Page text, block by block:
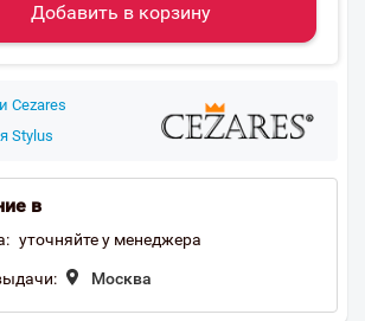
Добавить в корзину
Cezares
Stylus
в
уточняйте у менеджера
Москва